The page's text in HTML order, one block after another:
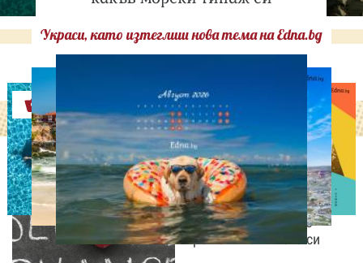
Украси, като изтеглиш нова тема на Edna.bg
Оферти
ЛЮБОПИТНО
Август е месецът на
вторите шансове: Защо
точно сега най-често
променяме живота си